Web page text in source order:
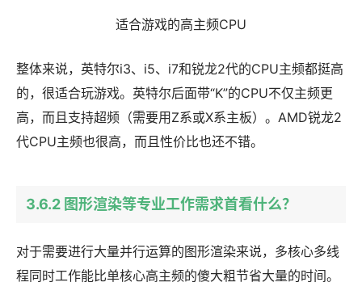
适合游戏的高主频CPU
整体来说，英特尔i3、i5、i7和锐龙2代的CPU主频都挺高
的，很适合玩游戏。英特尔后面带“K”的CPU不仅主频更
高，而且支持超频（需要用Z系或X系主板）。AMD锐龙2
代CPU主频也很高，而且性价比也还不错。
3.6.2 图形渲染等专业工作需求首看什么？
对于需要进行大量并行运算的图形渲染来说，多核心多线
程同时工作能比单核心高主频的傻大粗节省大量的时间。